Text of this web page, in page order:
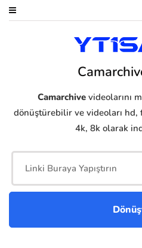
Camarchive videolarını
dönüştürebilir ve videoları
4k, 8k olarak